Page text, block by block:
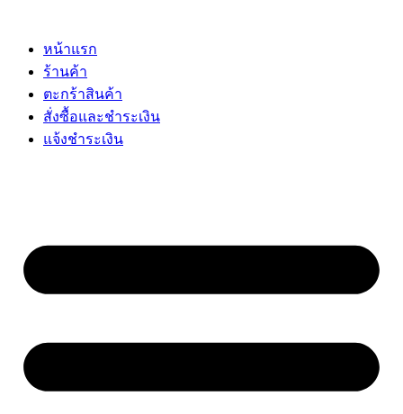
contentหน้าแรก
ร้านค้า
ตะกร้าสินค้า
สั่งซื้อและชำระเงิน
แจ้งชำระเงิน